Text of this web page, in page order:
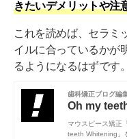
きたいデメリットや注
これを読めば、セラミ
イルに合っているかが
るようになるはずです。
歯科矯正ブログ編
Oh my
マウスピース矯正
teeth Whitening」